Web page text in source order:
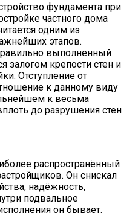
фундамента при
частного дома
одним из
этапов.
выполненный
залогом крепости стен и
Отступление от
к данному виду
к весьма
до разрушения стен
распространённый
Он снискал
надёжность,
подвальное
он бывает.